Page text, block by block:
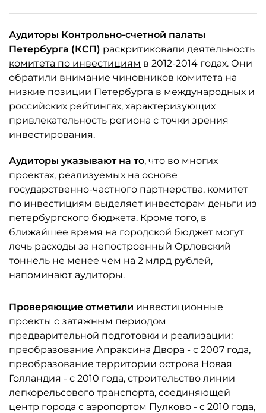
Аудиторы Контрольно-счетной палаты
Петербурга (КСП) раскритиковали деятельность
комитета по инвестициям в 2012-2014 годах. Они
обратили внимание чиновников комитета на
низкие позиции Петербурга в международных и
российских рейтингах, характеризующих
привлекательность региона с точки зрения
инвестирования.
Аудиторы указывают на то, что во многих
проектах, реализуемых на основе
государственно-частного партнерства, комитет
по инвестициям выделяет инвесторам деньги из
петербургского бюджета. Кроме того, в
ближайшее время на городской бюджет могут
лечь расходы за непостроенный Орловский
тоннель не менее чем на 2 млрд рублей,
напоминают аудиторы.
Проверяющие отметили инвестиционные
проекты с затяжным периодом
предварительной подготовки и реализации:
преобразование Апраксина Двора - с 2007 года,
преобразование территории острова Новая
Голландия - с 2010 года, строительство линии
легкорельсового транспорта, соединяющей
центр города с аэропортом Пулково - с 2010 года,